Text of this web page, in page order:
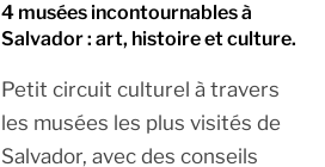
4 musées incontournables à
Salvador : art, histoire et culture.
Petit circuit culturel à travers
les musées les plus visités de
Salvador, avec des conseils